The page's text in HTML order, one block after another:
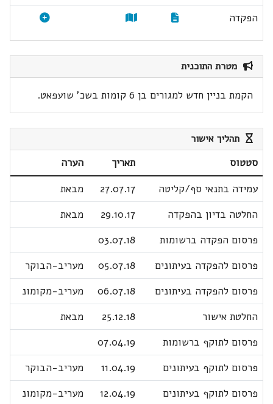
הפקדה
מטרת התוכנית
הקמת בניין חדש למגורים בן 6 קומות בשכ' שועפאט.
תהליך אישור
סטטוס תאריך
הערה
עמידה בתנאי סף/קליטה
27.07.17
מבאת
החלטה בדיון בהפקדה
29.10.17
מבאת
פרסום הפקדה ברשומות
03.07.18
פרסום להפקדה בעיתונים
05.07.18
מעריב-הבוקר
פרסום להפקדה בעיתונים
06.07.18
מעריב-מקומונ
החלטת אישור
25.12.18
מבאת
פרסום לתוקף ברשומות
07.04.19
פרסום לתוקף בעיתונים
11.04.19
מעריב-הבוקר
פרסום לתוקף בעיתונים
12.04.19 מעריב-מקומונ